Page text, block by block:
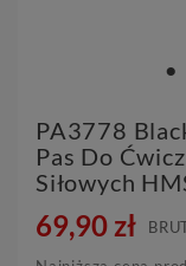
PA3778
Pas Do
Siłowych
69,90 zł